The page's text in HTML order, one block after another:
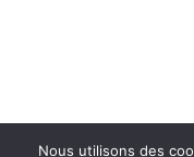
Nous utilisons des